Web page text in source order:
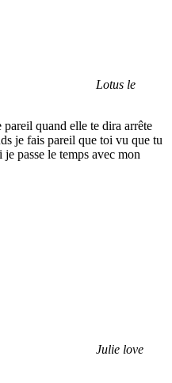
Lotus le
quand elle te dira arrête
je fais pareil que toi vu que tu
je passe le temps avec mon
Julie love